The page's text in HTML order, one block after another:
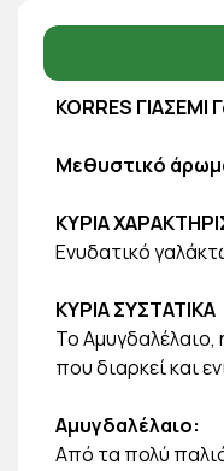
KORRES ΓΙΑΣΕΜΙ
Μεθυστικό
ΚΥΡΙΑ
Ενυδατικό
ΚΥΡΙΑ ΣΥΣΤΑΤΙΚΑ
Το
που διαρκεί και
Αμυγδαλέλαιο:
Από τα πολύ